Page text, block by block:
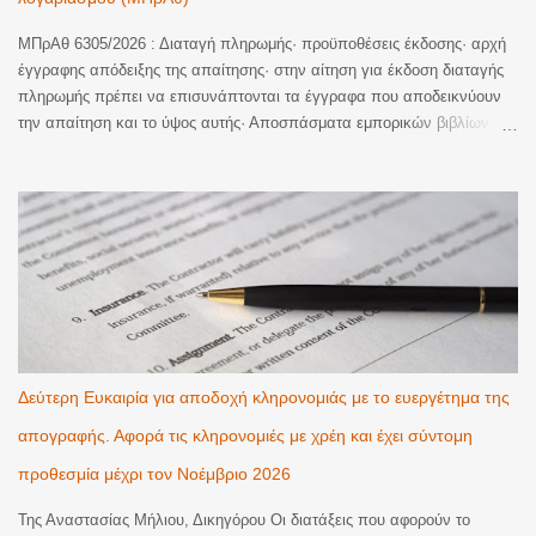
ΜΠρΑθ 6305/2026 : Διαταγή πληρωμής· προϋποθέσεις έκδοσης· αρχή
έγγραφης απόδειξης της απαίτησης· στην αίτηση για έκδοση διαταγής
πληρωμής πρέπει να επισυνάπτονται τα έγγραφα που αποδεικνύουν
την απαίτηση και το ύψος αυτής· Αποσπάσματα εμπορικών βιβλίων
ύπαρξης σχετικής συμφωνίας μεταξύ των μερών που αποτέλεσε ρήτρα
ή γενικό όρο συναλλαγών της δανειακής σύμβασης άλλως στερούνται
αποδεικτικής ισχύος, ενώ θα πρέπει να προσκομίζονται σε πλήρη
μορφή, ήτοι από την έναρξη της συμβατικής σχέσης μέχρι και το
οριστικό κλείσιμο αυτής, εκτός εάν μεσολάβησε αναγνώριση της
οφειλής, οπότε η πιστώτρια δύναται να προσκομίσει την κίνηση από το
χρονικό σημείο της αναγνώρισης κι εντεύθεν. Στην προκειμένη
έως και το 2014, κι ενώ υφίστατο πρόσθετη πράξη αναγνώρισης του
καταλοίπου, η τελευταία...
Δεύτερη Ευκαιρία για αποδοχή κληρονομιάς με το ευεργέτημα της
απογραφής. Αφορά τις κληρονομιές με χρέη και έχει σύντομη
προθεσμία μέχρι τον Νοέμβριο 2026
Της Αναστασίας Μήλιου, Δικηγόρου Οι διατάξεις που αφορούν το